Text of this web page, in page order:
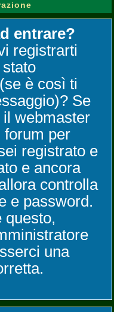
entrare?
registrarti
è così ti
Se
webmaster
forum per
registrato e
e ancora
controlla
e password.
questo,
una